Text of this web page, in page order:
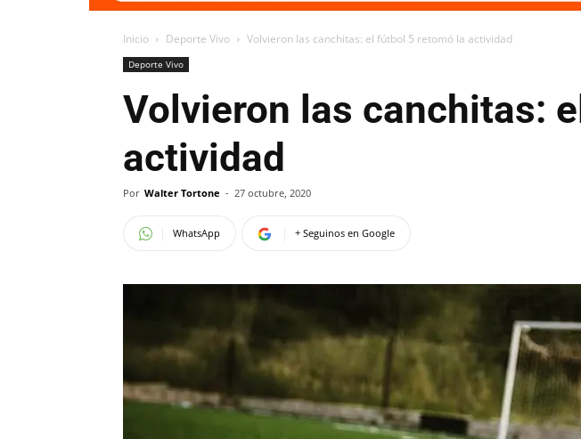
Inicio Deporte Vivo Volvieron las canchitas: el fútbol 5 retomó la actividad
Deporte Vivo
Volvieron las canchitas:
actividad
Por Walter Tortone - 27 octubre, 2020
WhatsApp + Seguinos en Google